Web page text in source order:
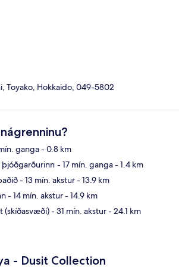
Toyako, Hokkaido, 049-5802
ganga- 0.8 km
þjóðgarðurinn - 17 mín. ganga- 1.4 km
- 13 mín. akstur- 13.9 km
- 14 mín. akstur- 14.9 km
(skíðasvæði)- 31 mín. akstur- 24.1 km
- Dusit Collection